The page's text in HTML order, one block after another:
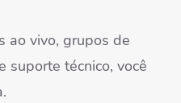
ao vivo, grupos de
suporte técnico, você